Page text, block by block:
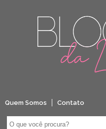
Quem Somos Contato